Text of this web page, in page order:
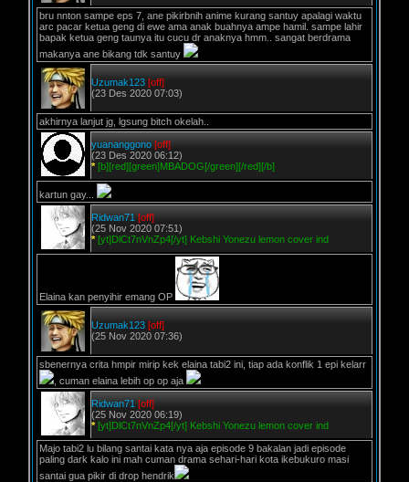
bru nnton sampe eps 7, ane pikirbnih anime kurang santuy apalagi waktu
arc pacar ketua geng di ewe ama anak buahnya ampe hamil. sampe lahir
bapak ketua geng taunya itu cucu dr anaknya hmm.. sangat berdrama
makanya ane bikang tdk santuy
Uzumak123 [off]
(23 Des 2020 07:03)
akhirnya lanjut jg, lgsung bitch okelah..
yuananggono [off]
(23 Des 2020 06:12)
* [b][red][green]MBADOG[/green][/red][/b]
kartun gay...
Ridwan71 [off]
(25 Nov 2020 07:51)
* [yt]DlCt7nVnZp4[/yt] Kebshi Yonezu lemon cover ind
Elaina kan penyihir emang OP
Uzumak123 [off]
(25 Nov 2020 07:36)
sbenernya crita hmpir mirip kek elaina tabi2 ini, tiap ada konflik 1 epi kelarr
, cuman elaina lebih op op aja
Ridwan71 [off]
(25 Nov 2020 06:19)
* [yt]DlCt7nVnZp4[/yt] Kebshi Yonezu lemon cover ind
Majo tabi2 lu bilang santai kata nya aja episode 9 bakalan jadi episode
paling dark kalo ini mah cuman drama sehari-hari kota ikebukuro masi
santai gua pikir di drop hendrik